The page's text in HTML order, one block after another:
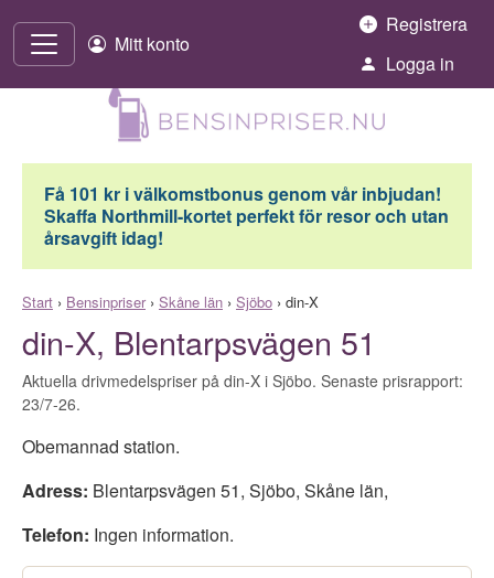
Mitt konto
Registrera
Logga in
Få 101 kr i välkomstbonus genom vår inbjudan!
Skaffa Northmill-kortet perfekt för resor och utan
årsavgift idag!
Start › Bensinpriser› Skåne län › Sjöbo › din-X
din-X, Blentarpsvägen 51
Aktuella drivmedelspriser på din-X i Sjöbo. Senaste prisrapport:
23/7-26.
Obemannad station.
Adress: Blentarpsvägen 51, Sjöbo, Skåne län,
Telefon: Ingen information.